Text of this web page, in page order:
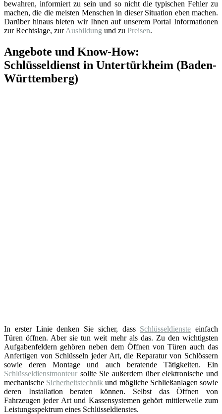
bewahren, informiert zu sein und so nicht die typischen Fehler zu
machen, die die meisten Menschen in dieser Situation eben machen.
Darüber hinaus bieten wir Ihnen auf unserem Portal Informationen
zur Rechtslage, zurAusbildung und zu Preisen.
Angebote und Know-How:
Schlüsseldienst in Untertürkheim (Baden-
Württemberg)
In erster Linie denken Sie sicher, dass Schlüsseldienste einfach
Türen öffnen. Aber sie tun weit mehr als das. Zu den wichtigsten
Aufgabenfeldern gehören neben dem Öffnen von Türen auch das
Anfertigen von Schlüsseln jeder Art, die Reparatur von Schlössern
sowie deren Montage und auch beratende Tätigkeiten. Ein
Schlüsseldienstmonteur sollte Sie außerdem über elektronische und
mechanische Sicherheitstechnik und mögliche Schließanlagen sowie
deren Installation beraten können. Selbst das Öffnen von
Fahrzeugen jeder Art und Kassensystemen gehört mittlerweile zum
Leistungsspektrum eines Schlüsseldienstes.